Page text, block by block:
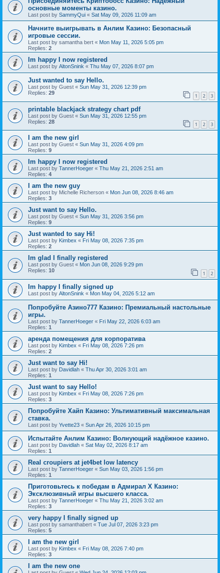
основные моменты казино.
Last post by SammyQui « Sat May 09, 2026 11:09 am
Начните выигрывать в Анлим Казино: Безопасный
игровые сессии.
Last post by samantha bert « Mon May 11, 2026 5:05 pm
Replies: 2
Im happy I now registered
Last post by AltonSnink « Thu May 07, 2026 8:07 pm
Just wanted to say Hello.
Last post by Guest « Sun May 31, 2026 12:39 pm
Replies: 29 1 2 3
printable blackjack strategy chart pdf
Last post by Guest « Sun May 31, 2026 12:55 pm
Replies: 28 1 2 3
I am the new girl
Last post by Guest « Sun May 31, 2026 4:09 pm
Replies: 9
Im happy I now registered
Last post by TannerHoeger « Thu May 21, 2026 2:51 am
Replies: 4
I am the new guy
Last post by Michelle Richerson « Mon Jun 08, 2026 8:46 am
Replies: 3
Just want to say Hello.
Last post by Guest « Sun May 31, 2026 3:56 pm
Replies: 9
Just wanted to say Hi!
Last post by Kimbex « Fri May 08, 2026 7:35 pm
Replies: 2
Im glad I finally registered
Last post by Guest « Mon Jun 08, 2026 9:29 pm
Replies: 10 1 2
Im happy I finally signed up
Last post by AltonSnink « Mon May 04, 2026 5:12 am
Попробуйте Азино777 Казино: Премиальный настольные
игры.
Last post by TannerHoeger « Fri May 22, 2026 6:03 am
Replies: 1
аренда помещения для корпоратива
Last post by Kimbex « Fri May 08, 2026 7:26 pm
Replies: 2
Just want to say Hi!
Last post by Davidlah « Thu Apr 30, 2026 3:01 am
Replies: 1
Just want to say Hello!
Last post by Kimbex « Fri May 08, 2026 7:26 pm
Replies: 3
Попробуйте Хайп Казино: Ультимативный максимальная
ставка.
Last post by Yvette23 « Sun Apr 26, 2026 10:15 pm
Испытайте Анлим Казино: Волнующий надёжное казино.
Last post by Davidlah « Sat May 02, 2026 8:17 am
Replies: 1
Real croupiers at jet4bet low latency
Last post by TannerHoeger « Sun May 03, 2026 1:56 pm
Replies: 1
Приготовьтесь к победам в Адмирал Х Казино:
Эксклюзивный игры высшего класса.
Last post by TannerHoeger « Thu May 21, 2026 3:02 am
Replies: 3
very happy I finally signed up
Last post by samanthabert « Tue Jul 07, 2026 3:23 pm
Replies: 5
I am the new girl
Last post by Kimbex « Fri May 08, 2026 7:40 pm
Replies: 3
I am the new one